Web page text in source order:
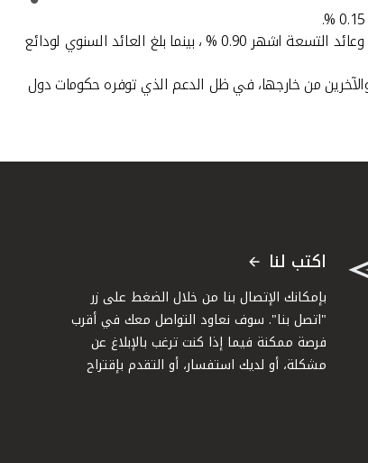
وأشار الرشود الى أن الودائع بالجنيه الاسترليني حققت في نهاية الربع الثاني من العام الجاري، عوائد بلغت 0.84 %، وبلغ عائد الستة أشهر 0.87 %، وعائد التسعة اشهر 0.90 % ، بينما بلغ العائد السنوي لودائع
من خارجها، في ظل الدعم الذي توفره حكومات دول
اكتب لنا
بإمكانك الإتصال بنا من خلال الضغط على زر
"اتصل بنا". سوف نعاود التواصل معك في أقرب
فرصة ممكنة فيما إذا كنت ترغب بالإبلاغ عن
مشكلة، أو لديك استفسار، أو التقدم بإقتراح